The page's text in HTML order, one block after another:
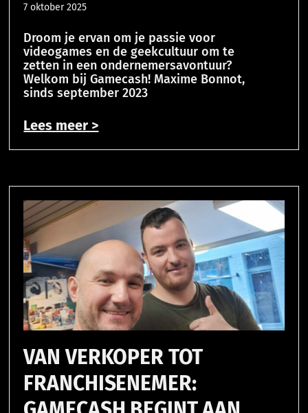
7 oktober 2025
Droom je ervan om je passie voor
videogames en de geekcultuur om te
zetten in een ondernemersavontuur?
Welkom bij Gamecash! Maxime Bonnot,
sinds september 2023
Lees meer >
VAN VERKOPER TOT
FRANCHISENEMER: